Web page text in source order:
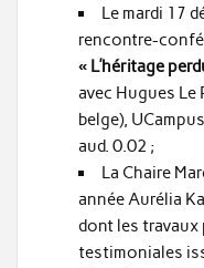
Le mardi 17
rencontre-
« L’héritage
avec Hugues
belge),
aud. 0.02 ;
La Chaire
année Aurélia
dont les
testimoniales